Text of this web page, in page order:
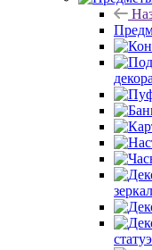
декора